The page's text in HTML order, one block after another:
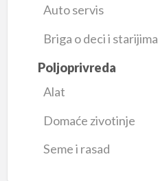
Auto servis
Briga o deci i starijima
Poljoprivreda
Alat
Domaće zivotinje
Seme i rasad